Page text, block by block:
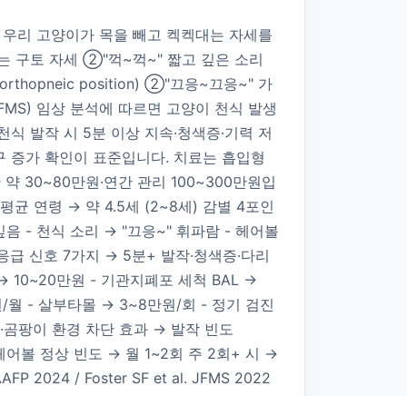
리 고양이가 목을 빼고 켁켁대는 자세를
구토 자세 ②"꺽~꺽~" 짧고 깊은 소리
position) ②"끄응~끄응~" 가
임상 분석에 따르면 고양이 천식 발생
발작 시 5분 이상 지속·청색증·기력 저
증가 확인이 표준입니다. 치료는 흡입형
30~80만원·연간 관리 100~300만원입
균 연령 → 약 4.5세 (2~8세) 감별 4포인
- 천식 소리 → "끄응~" 휘파람 - 헤어볼
신호 7가지 → 5분+ 발작·청색증·다리
10~20만원 - 기관지폐포 세척 BAL →
- 살부타몰 → 3~8만원/회 - 정기 검진
팡이 환경 차단 효과 → 발작 빈도
어볼 정상 빈도 → 월 1~2회 주 2회+ 시 →
2024 / Foster SF et al. JFMS 2022